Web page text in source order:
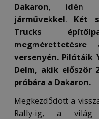
Dakaron, idén
járművekkel. Két
Trucks
versenyén. Pilótáik
Delm, akik először
próbára a Dakaron.
Megkezdődött a
Rally-ig, a világ